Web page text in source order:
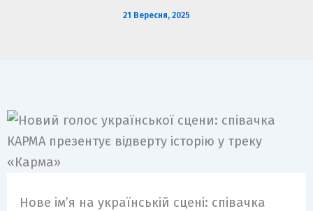
21 Вересня, 2025
Нове ім’я на українській сцені: співачка